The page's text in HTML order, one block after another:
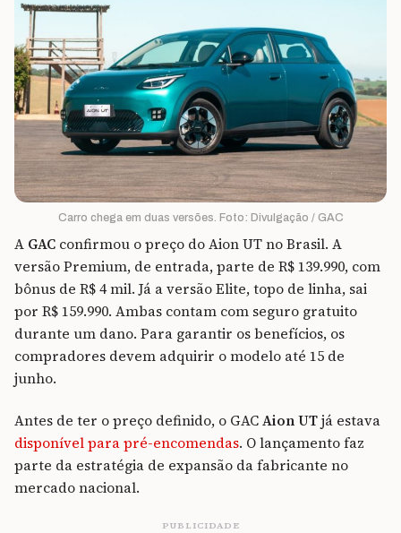
Carro chega em duas versões. Foto: Divulgação / GAC
A GAC confirmou o preço do Aion UT no Brasil. A
versão Premium, de entrada, parte de R$ 139.990, com
bônus de R$ 4 mil. Já a versão Elite, topo de linha, sai
por R$ 159.990. Ambas contam com seguro gratuito
durante um dano. Para garantir os benefícios, os
compradores devem adquirir o modelo até 15 de
junho.
Antes de ter o preço definido, o GACAion UTjá estava
disponível para pré-encomendas. O lançamento faz
parte da estratégia de expansão da fabricante no
mercado nacional.
PUBLICIDADE